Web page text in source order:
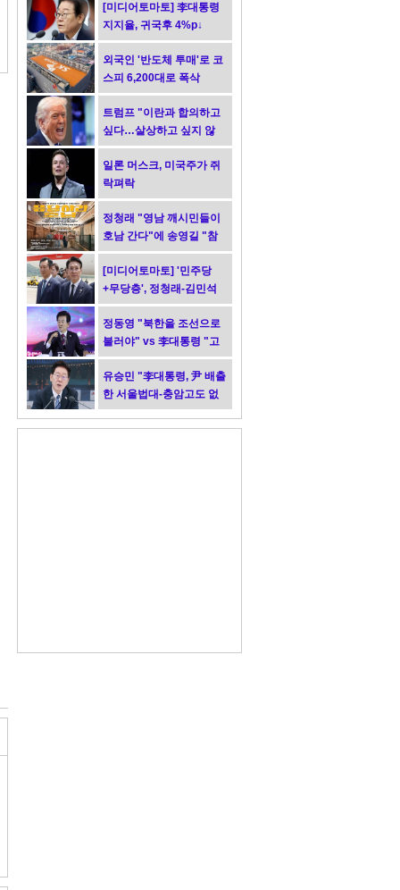
[미디어토마토] 李대통령
지지율, 귀국후 4%p↓
외국인 '반도체 투매'로 코
스피 6,200대로 폭삭
트럼프 "이란과 합의하고
싶다…살상하고 싶지 않
아"
일론 머스크, 미국주가 쥐
락펴락
정청래 "영남 깨시민들이
호남 간다"에 송영길 "참
담"
[미디어토마토] '민주당
+무당층', 정청래-김민석
0.1%p차 초접전
정동영 "북한을 조선으로
불러야" vs 李대통령 "고
민 더 하라"
유승민 "李대통령, 尹 배출
한 서울법대-충암고도 없
애야지?"